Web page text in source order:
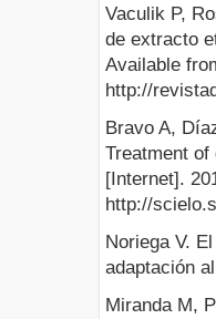
Vaculik P,
de extracto
Available
http://
Bravo A,
Treatment
[Internet].
http://
Noriega V.
adaptación
Miranda M,